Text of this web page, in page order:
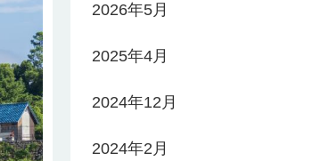
2026年5月
2025年4月
2024年12月
2024年2月